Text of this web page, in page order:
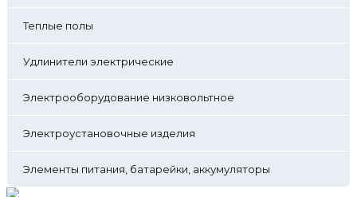
Теплые полы
Удлинители электрические
Электрооборудование низковольтное
Электроустановочные изделия
Элементы питания, батарейки, аккумуляторы